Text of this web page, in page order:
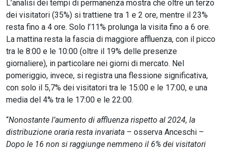
L’analisi dei tempi di permanenza mostra che oltre un terzo
dei visitatori (35%) si trattiene tra 1 e 2 ore, mentre il 23%
resta fino a 4 ore. Solo l’11% prolunga la visita fino a 6 ore.
La mattina resta la fascia di maggiore affluenza, con il picco
tra le 8:00 e le 10:00 (oltre il 19% delle presenze
giornaliere), in particolare nei giorni di mercato. Nel
pomeriggio, invece, si registra una flessione significativa,
con solo il 5,7% dei visitatori tra le 15:00 e le 17:00, e una
media del 4% tra le 17:00 e le 22:00.
“Nonostante l’aumento di affluenza rispetto al 2024, la
distribuzione oraria resta invariata – osserva Anceschi –
Dopo le 16 non si raggiunge nemmeno il 6% dei visitatori